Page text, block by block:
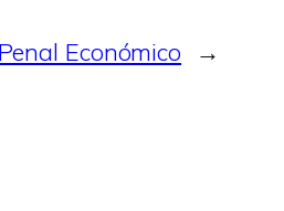
Económico →